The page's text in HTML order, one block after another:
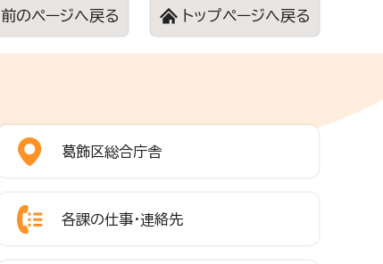
前のページへ戻る トップページへ戻る
葛飾区総合庁舎
各課の仕事・連絡先